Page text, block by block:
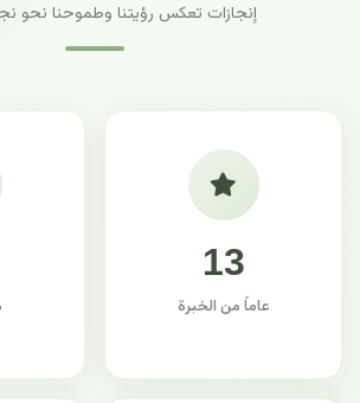
إنجازات تعكس رؤيتنا وطموحنا نحو
13
عاماً من الخبرة